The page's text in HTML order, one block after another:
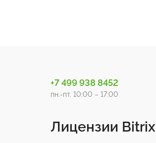
+7 499 938 8452
пн.-пт. 10:00 – 17:00
Лицензии Bitrix